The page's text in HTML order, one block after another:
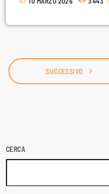
SUCCESSIVO navigate_next
CERCA